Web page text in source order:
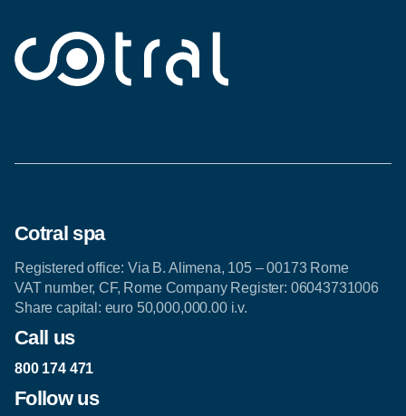
Cotral spa
Registered office: Via B. Alimena, 105 – 00173 Rome
VAT number, CF, Rome Company Register: 06043731006
Share capital: euro 50,000,000.00 i.v.
Call us
800 174 471
Follow us